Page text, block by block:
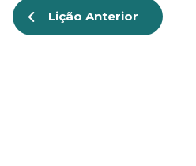
Lição Anterior